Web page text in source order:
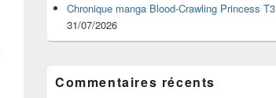
Chronique manga Blood-Crawling Princess T3
31/07/2026
Commentaires récents